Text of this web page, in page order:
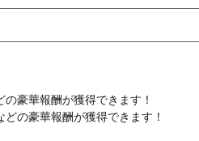
豪華報酬が獲得できます！
の豪華報酬が獲得できます！